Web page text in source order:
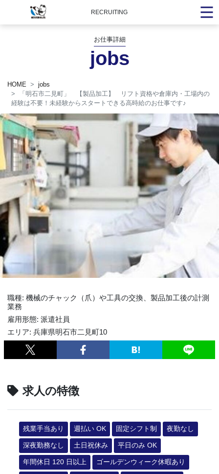
RECRUITING
お仕事詳細
jobs
HOME
jobs
「明石市二見町」 【製品加工】 リフト資格や倉庫内・工場内の
経験は不要！未経験からスタートできる高時給のお仕事です♪
職種: 機械のチャック（爪）や工具の交換、製品加工後の計測
業務
雇用形態: 派遣社員
エリア: 兵庫県明石市二見町10
求人の特徴
残業手当あり 週払い OK 固定シフト制 夜勤なし
深夜勤務なし 土日祝休み 平日のみ OK
年間休日 120 日以上 ゴールデンウィーク休暇あり